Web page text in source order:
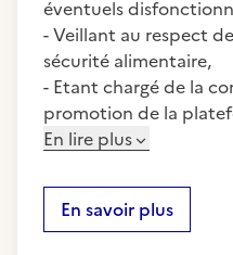
éventuels
- Veillant au respect
sécurité alimentaire,
- Etant chargé de la
promotion de la
En lire plus
En savoir plus